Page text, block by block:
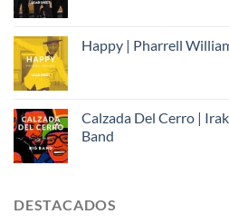
Happy | Pharrell
Calzada Del Cerro |
Band
DESTACADOS